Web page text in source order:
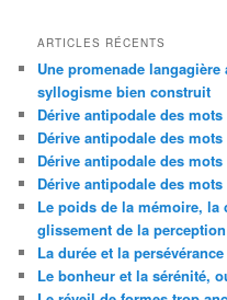
ARTICLES RÉCENTS
Une promenade
syllogisme bien construit
Dérive antipodale des mots
Dérive antipodale des
Dérive antipodale des
Dérive antipodale des
Le poids de la mémoire, la
glissement de la
La durée et la persévérance
Le bonheur et la sérénité,